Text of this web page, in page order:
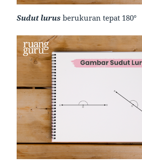
Sudut lurus berukuran tepat 180°